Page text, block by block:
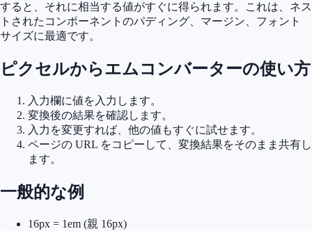
すると、それに相当する値がすぐに得られます。これは、ネス
トされたコンポーネントのパディング、マージン、フォント
サイズに最適です。
ピクセルからエムコンバーターの使い方
入力欄に値を入力します。
変換後の結果を確認します。
入力を変更すれば、他の値もすぐに試せます。
ページの URL をコピーして、変換結果をそのまま共有し
ます。
一般的な例
16px = 1em (親 16px)